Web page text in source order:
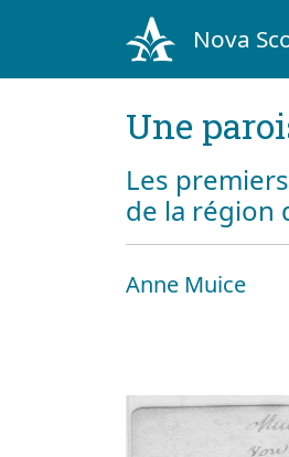
Nova
Une
Les
de la région
Anne Muice